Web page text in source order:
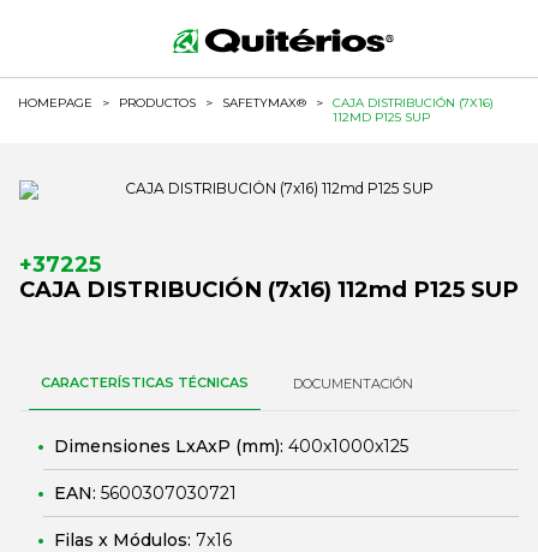
HOMEPAGE > PRODUCTOS > SAFETYMAX® >
CAJA DISTRIBUCIÓN (7X16)
112MD P125 SUP
+37225
CAJA DISTRIBUCIÓN (7x16) 112md P125 SUP
CARACTERÍSTICAS TÉCNICAS DOCUMENTACIÓN
Dimensiones LxAxP (mm): 400x1000x125
EAN: 5600307030721
Filas x Módulos: 7x16